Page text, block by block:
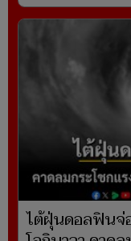
ไต้ฝุ่นดอลฟินจ่